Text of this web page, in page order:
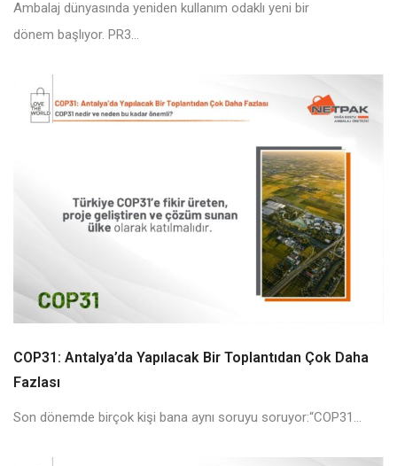
Ambalaj dünyasında yeniden kullanım odaklı yeni bir
dönem başlıyor. PR3...
COP31: Antalya’da Yapılacak Bir Toplantıdan Çok Daha
Fazlası
Son dönemde birçok kişi bana aynı soruyu soruyor:“COP31...